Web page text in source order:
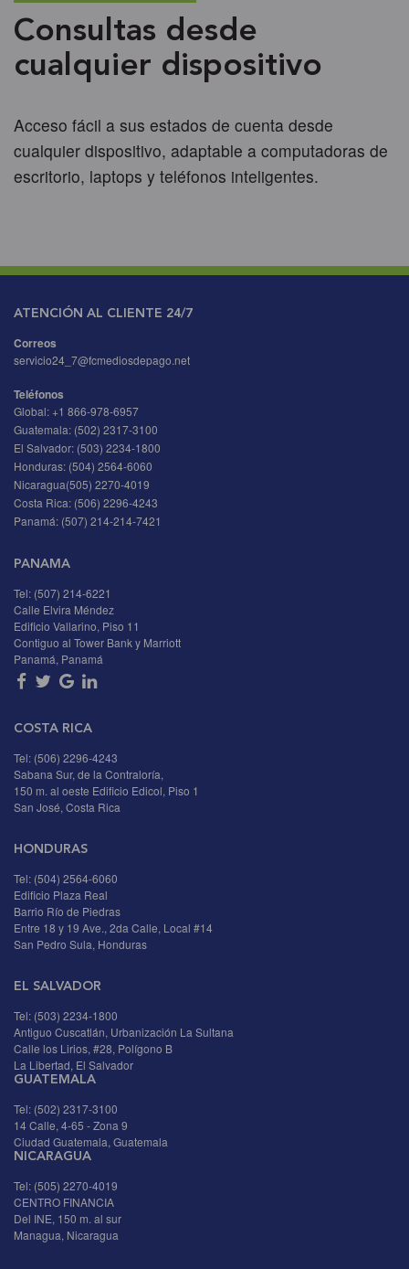
Consultas desde
cualquier dispositivo
Acceso fácil a sus estados de cuenta desde
cualquier dispositivo, adaptable a computadoras de
escritorio, laptops y teléfonos inteligentes.
ATENCIÓN AL CLIENTE 24/7
Correos
servicio24_7@fcmediosdepago.net
Teléfonos
Global: +1 866-978-6957
Guatemala: (502) 2317-3100
El Salvador: (503) 2234-1800
Honduras: (504) 2564-6060
Nicaragua(505) 2270-4019
Costa Rica: (506) 2296-4243
Panamá: (507) 214-214-7421
PANAMA
Tel: (507) 214-6221
Calle Elvira Méndez
Edificio Vallarino, Piso 11
Contiguo al Tower Bank y Marriott
Panamá, Panamá
COSTA RICA
Tel: (506) 2296-4243
Sabana Sur, de la Contraloría,
150 m. al oeste Edificio Edicol, Piso 1
San José, Costa Rica
HONDURAS
Tel: (504) 2564-6060
Edificio Plaza Real
Barrio Río de Piedras
Entre 18 y 19 Ave., 2da Calle, Local #14
San Pedro Sula, Honduras
EL SALVADOR
Tel: (503) 2234-1800
Antiguo Cuscatlán, Urbanización La Sultana
Calle los Lirios, #28, Polígono B
La Libertad, El Salvador
GUATEMALA
Tel: (502) 2317-3100
14 Calle, 4-65 - Zona 9
Ciudad Guatemala, Guatemala
NICARAGUA
Tel: (505) 2270-4019
CENTRO FINANCIA
Del INE, 150 m. al sur
Managua, Nicaragua